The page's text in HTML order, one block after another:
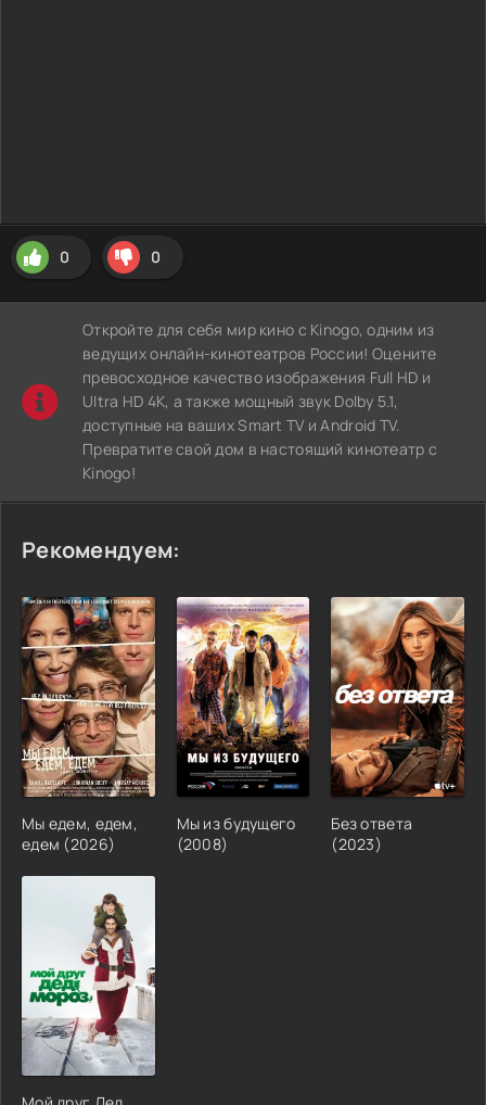
0 0
Откройте для себя мир кино с Kinogo, одним из
ведущих онлайн-кинотеатров России! Оцените
превосходное качество изображения Full HD и
Ultra HD 4K, а также мощный звук Dolby 5.1,
доступные на ваших Smart TV и Android TV.
Превратите свой дом в настоящий кинотеатр с
Kinogo!
Рекомендуем:
Мы едем, едем,
едем (2026)
Мы из будущего
(2008)
Без ответа
(2023)